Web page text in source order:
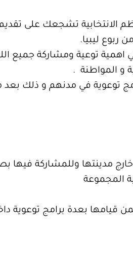
الانتخابية تشجعك على
ربوع ليبيا.
اهمية توعية ومشاركة جميع
و المواطنة .
توعوية في مدنهم و ذلك بعد
مدينتها وللمشاركة فيها
المجموعة
قيامها بعدة برامج توعوية